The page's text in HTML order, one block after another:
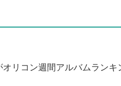
リコン週間アルバムランキ